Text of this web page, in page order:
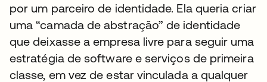
por um parceiro de identidade. Ela queria criar
uma “camada de abstração” de identidade
que deixasse a empresa livre para seguir uma
estratégia de software e serviços de primeira
classe, em vez de estar vinculada a qualquer